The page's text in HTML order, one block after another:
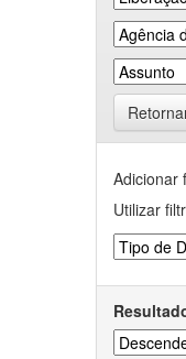
Adicionar
Utilizar